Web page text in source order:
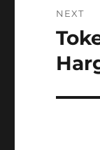
NEXT
Next
post: